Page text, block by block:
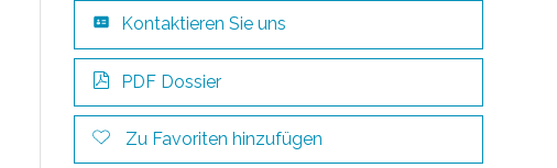
Kontaktieren Sie uns
PDF Dossier
Zu Favoriten hinzufügen